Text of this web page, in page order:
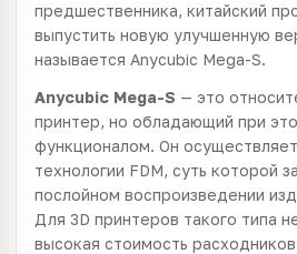
предшественника, китайский
выпустить новую улучшенную
называется Anycubic Mega-S.
Anycubic Mega-S — это
принтер, но обладающий при
функционалом. Он
технологии FDM, суть которой
послойном воспроизведении
Для 3D принтеров такого типа
высокая стоимость